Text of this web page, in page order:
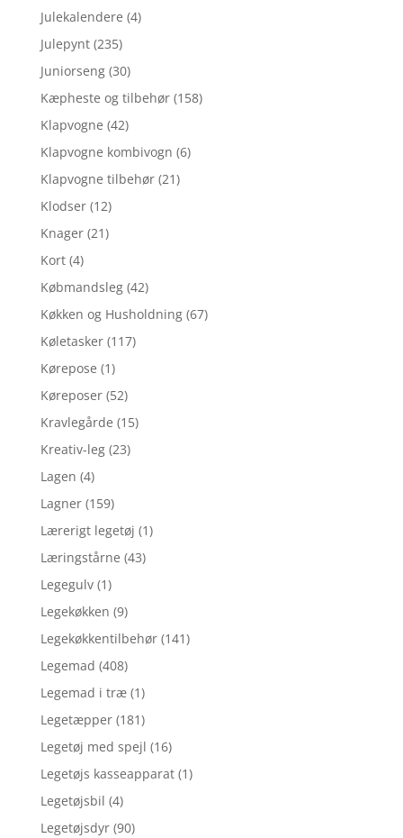
Julekalendere (4)
Julepynt (235)
Juniorseng (30)
Kæpheste og tilbehør (158)
Klapvogne (42)
Klapvogne kombivogn (6)
Klapvogne tilbehør (21)
Klodser (12)
Knager (21)
Kort (4)
Købmandsleg (42)
Køkken og Husholdning (67)
Køletasker (117)
Kørepose (1)
Køreposer (52)
Kravlegårde (15)
Kreativ-leg (23)
Lagen (4)
Lagner (159)
Lærerigt legetøj (1)
Læringstårne (43)
Legegulv (1)
Legekøkken (9)
Legekøkkentilbehør (141)
Legemad (408)
Legemad i træ (1)
Legetæpper (181)
Legetøj med spejl (16)
Legetøjs kasseapparat (1)
Legetøjsbil (4)
Legetøjsdyr (90)